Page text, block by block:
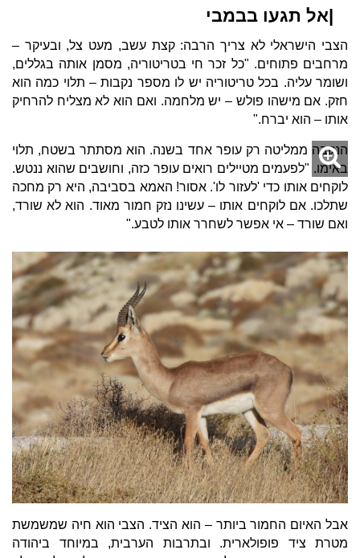
|אל תגעו בבמבי
הצבי הישראלי לא צריך הרבה: קצת עשב, מעט צל, ובעיקר –
מרחבים פתוחים. "כל זכר חי בטריטוריה, מסמן אותה בגללים,
ושומר עליה. בכל טריטוריה יש לו מספר נקבות – תלוי כמה הוא
חזק. אם מישהו פולש – יש מלחמה. ואם הוא לא מצליח להרחיק
אותו – הוא יברח."
הנקבה ממליטה רק עופר אחד בשנה. הוא מסתתר בשטח, תלוי
באימו. "לפעמים מטיילים רואים עופר כזה, וחושבים שהוא ננטש.
לוקחים אותו כדי 'לעזור לו'. אסור! האמא בסביבה, היא רק מחכה
שתלכו. אם לוקחים אותו – עשינו נזק חמור מאוד. הוא לא שורד,
ואם שורד – אי אפשר לשחרר אותו לטבע."
אבל האיום החמור ביותר – הוא הציד. הצבי הוא חיה שמשמשת
מטרת ציד פופולארית. ובתרבות הערבית, במיוחד ביהודה